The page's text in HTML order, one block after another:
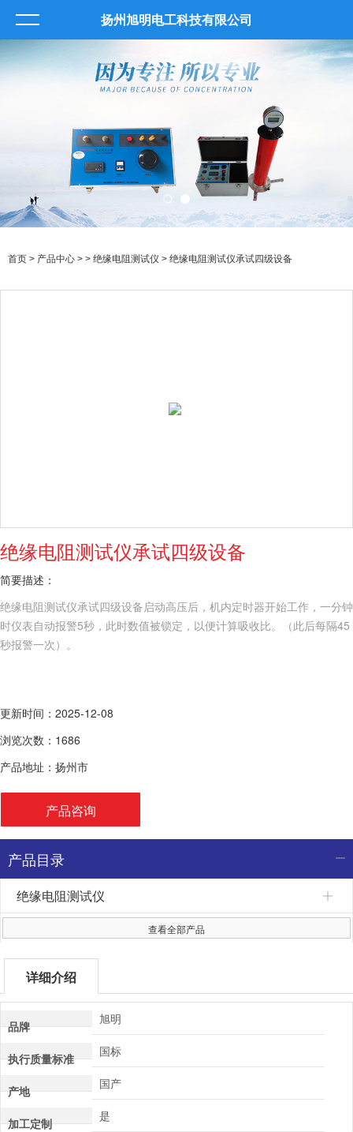
扬州旭明电工科技有限公司
首页 > 产品中心 > > 绝缘电阻测试仪 > 绝缘电阻测试仪承试四级设备
绝缘电阻测试仪承试四级设备
简要描述：
绝缘电阻测试仪承试四级设备启动高压后，机内定时器开始工作，一分钟
时仪表自动报警5秒，此时数值被锁定，以便计算吸收比。（此后每隔45
秒报警一次）。
更新时间：2025-12-08
浏览次数：1686
产品地址：扬州市
产品咨询
产品目录
绝缘电阻测试仪
查看全部产品
详细介绍
品牌 旭明
执行质量标准 国标
产地 国产
加工定制 是